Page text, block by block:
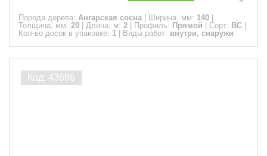
Порода дерева: Ангарская сосна Ширина, мм: 140
Толщина, мм: 20 Длина, м: 2 Профиль: Прямой Сорт: ВС
Кол-во досок в упаковке: 1 Виды работ: внутри, снаружи